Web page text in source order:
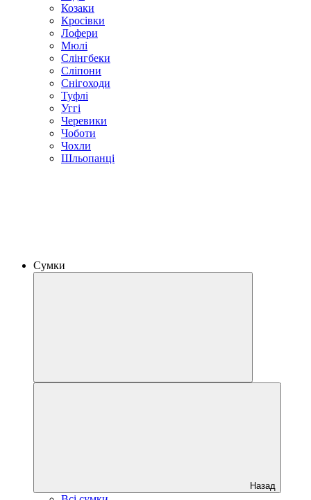
Козаки
Кросівки
Лофери
Мюлі
Слінгбеки
Сліпони
Снігоходи
Туфлі
Уггі
Черевики
Чоботи
Чохли
Шльопанці
Сумки
Назад